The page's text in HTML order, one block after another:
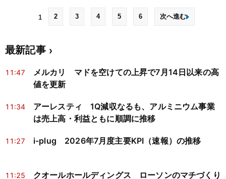
1 2 3 4 5 6 次へ進む
最新記事
11:47
メルカリ マドを空けての上昇で7月14日以来の高
値を更新
11:34
アーレスティ 1Q減収なるも、アルミニウム事業
は売上高・利益ともに順調に推移
11:27 i-plug 2026年7月度主要KPI（速報）の推移
11:25
クオールホールディングス ローソンのマチづくり